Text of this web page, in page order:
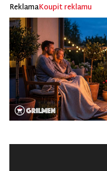
ReklamaKoupit reklamu